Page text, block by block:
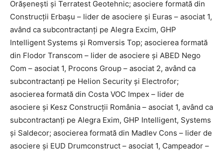
Orășenești şi Terratest Geotehnic; asociere formată din
Construcții Erbașu – lider de asociere și Euras – asociat 1,
având ca subcontractanți pe Alegra Excim, GHP
Intelligent Systems şi Romversis Top; asocierea formată
din Flodor Transcom – lider de asociere și ABED Nego
Com – asociat 1, Procons Group – asociat 2, având ca
subcontractanți pe Helion Security şi Electrofor;
asocierea formată din Costa VOC Impex – lider de
asociere și Kesz Construcții România – asociat 1, având ca
subcontractanți pe Alegra Exim, GHP Intelligent, Systems
şi Saldecor; asocierea formată din Madlev Cons – lider de
asociere și EUD Drumconstruct – asociat 1, Campeador –